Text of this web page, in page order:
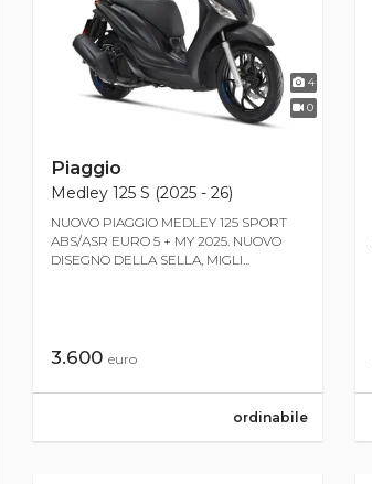
4
0
Piaggio
Medley 125 S (2025 - 26)
NUOVO PIAGGIO MEDLEY 125 SPORT
ABS/ASR EURO 5 + MY 2025. NUOVO
DISEGNO DELLA SELLA, MIGLI...
3.600 euro
ordinabile